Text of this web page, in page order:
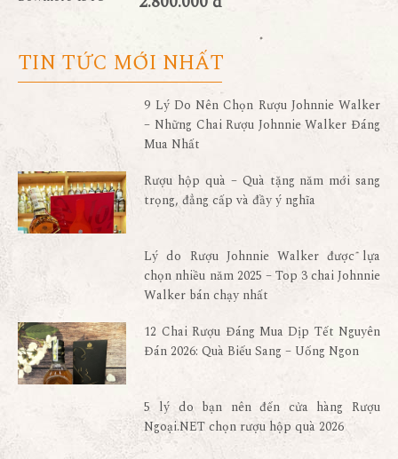
TIN TỨC MỚI NHẤT
9 Lý Do Nên Chọn Rượu Johnnie Walker
– Những Chai Rượu Johnnie Walker Đáng
Mua Nhất
Rượu hộp quà – Quà tặng năm mới sang
trọng, đẳng cấp và đầy ý nghĩa
Lý do Rượu Johnnie Walker được lựa
chọn nhiều năm 2025 – Top 3 chai Johnnie
Walker bán chạy nhất
12 Chai Rượu Đáng Mua Dịp Tết Nguyên
Đán 2026: Quà Biếu Sang – Uống Ngon
5 lý do bạn nên đến cửa hàng Rượu
Ngoại.NET chọn rượu hộp quà 2026